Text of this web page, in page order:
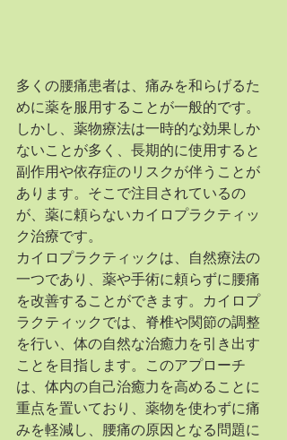
多くの腰痛患者は、痛みを和らげるた
めに薬を服用することが一般的です。
しかし、薬物療法は一時的な効果しか
ないことが多く、長期的に使用すると
副作用や依存症のリスクが伴うことが
あります。そこで注目されているの
が、薬に頼らないカイロプラクティッ
ク治療です。
カイロプラクティックは、自然療法の
一つであり、薬や手術に頼らずに腰痛
を改善することができます。カイロプ
ラクティックでは、脊椎や関節の調整
を行い、体の自然な治癒力を引き出す
ことを目指します。このアプローチ
は、体内の自己治癒力を高めることに
重点を置いており、薬物を使わずに痛
みを軽減し、腰痛の原因となる問題に